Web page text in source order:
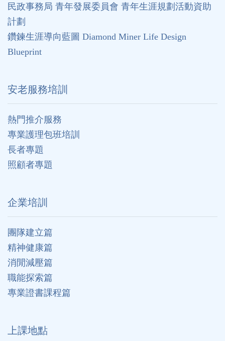
民政事務局 青年發展委員會 青年生涯規劃活動資助
計劃
鑽鍊生涯導向藍圖 Diamond Miner Life Design
Blueprint
安老服務培訓
熱門推介服務
專業護理包班培訓
長者專題
照顧者專題
企業培訓
團隊建立篇
精神健康篇
消閒減壓篇
職能探索篇
專業證書課程篇
上課地點